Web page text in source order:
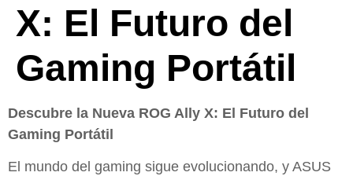
X: El Futuro del
Gaming Portátil
Descubre la Nueva ROG Ally X: El Futuro del
Gaming Portátil
El mundo del gaming sigue evolucionando, y ASUS